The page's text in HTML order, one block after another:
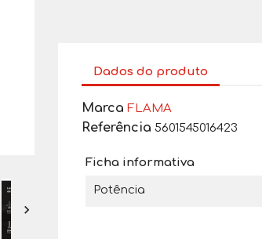

Dados do produto
Marca FLAMA
Referência 5601545016423
Ficha informativa
Potência